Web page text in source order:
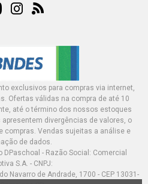
exclusivos para compras via internet,
Ofertas válidas na compra de até 10
até o término dos nossos estoques
divergências de valores, o
compras. Vendas sujeitas a análise e
de dados.
DPaschoal - Razão Social: Comercial
S.A. - CNPJ:
Navarro de Andrade, 1700 - CEP 13031-